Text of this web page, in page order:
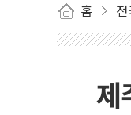
홈
제